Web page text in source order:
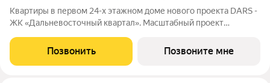
Квартиры в первом 24-х этажном доме нового проекта DARS -
ЖК «Дальневосточный квартал». Масштабный проект
представление о доступном и комфортном жилье в
Хабаровске. Это не просто точечная застройка, а
Позвонить Позвоните мне